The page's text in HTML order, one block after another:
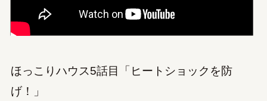
ほっこりハウス5話目「ヒートショックを防
げ！」